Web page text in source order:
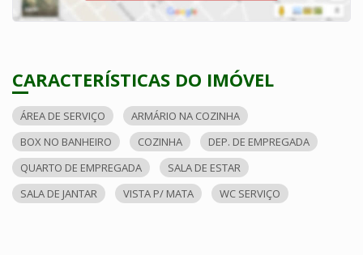
CARACTERÍSTICAS DO IMÓVEL
ÁREA DE SERVIÇO
ARMÁRIO NA COZINHA
BOX NO BANHEIRO
COZINHA
DEP. DE EMPREGADA
QUARTO DE EMPREGADA
SALA DE ESTAR
SALA DE JANTAR
VISTA P/ MATA WC SERVIÇO